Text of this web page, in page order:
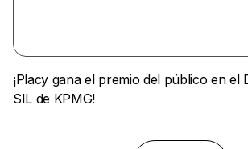
¡Placy gana el premio del público en el
SIL de KPMG!